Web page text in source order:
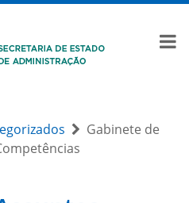
Gabinete de